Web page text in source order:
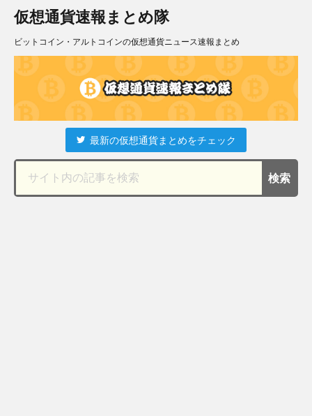
仮想通貨速報まとめ隊
ビットコイン・アルトコインの仮想通貨ニュース速報まとめ
最新の仮想通貨まとめをチェック